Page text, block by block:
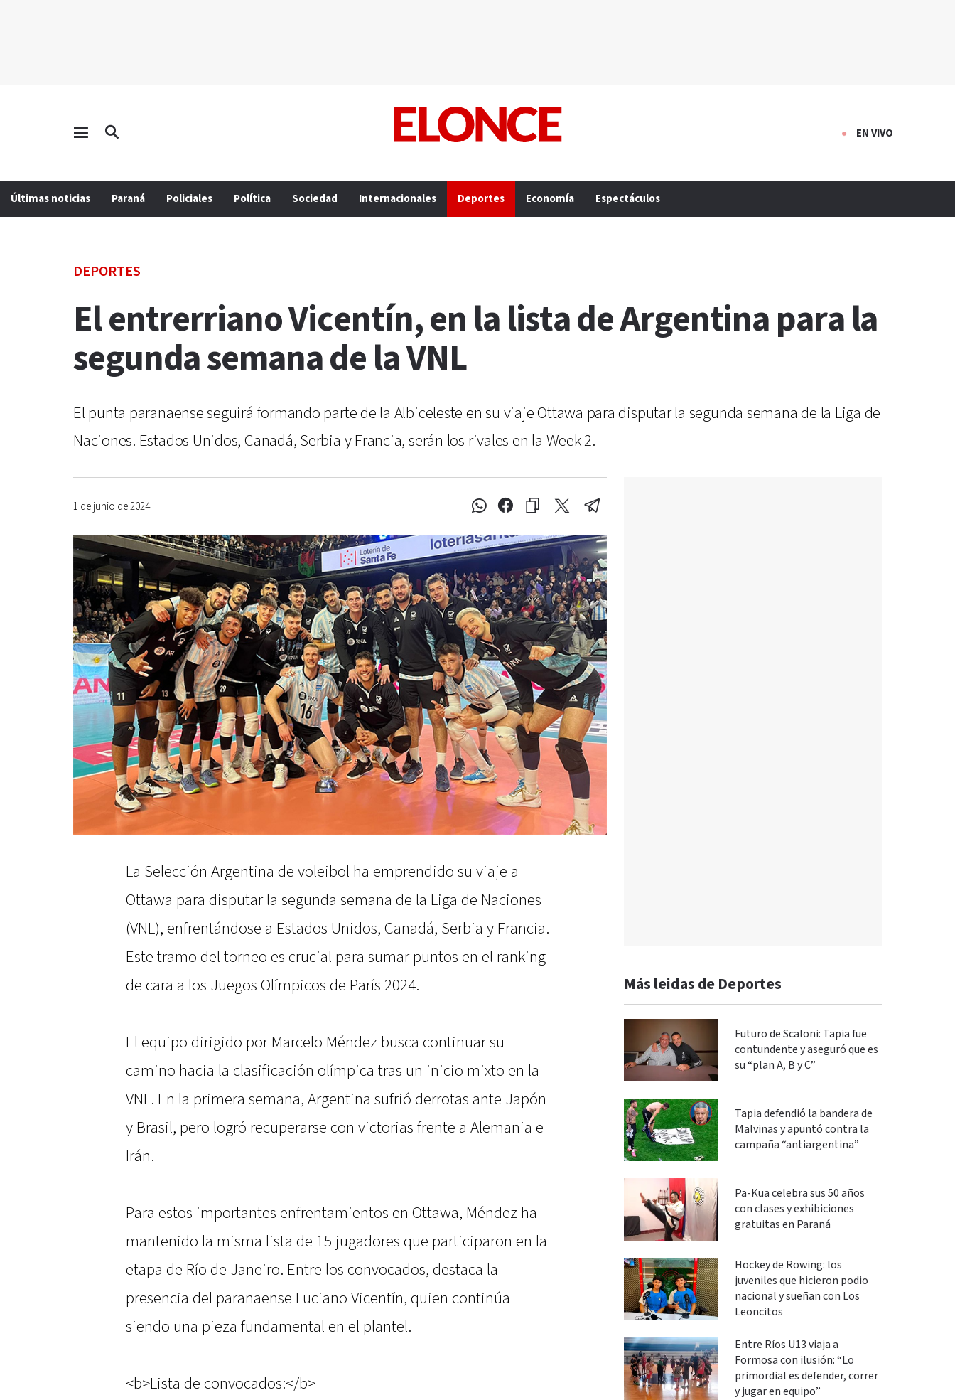
EN VIVO
Últimas noticias Paraná Policiales Política Sociedad Internacionales Deportes Economía Espectáculos
DEPORTES
El entrerriano Vicentín, en la lista de Argentina para la
segunda semana de la VNL
El punta paranaense seguirá formando parte de la Albiceleste en su viaje Ottawa para disputar la segunda semana de la Liga de
Naciones. Estados Unidos, Canadá, Serbia y Francia, serán los rivales en la Week 2.
1 de junio de 2024
La Selección Argentina de voleibol ha emprendido su viaje a
Ottawa para disputar la segunda semana de la Liga de Naciones
(VNL), enfrentándose a Estados Unidos, Canadá, Serbia y Francia.
Este tramo del torneo es crucial para sumar puntos en el ranking
de cara a los Juegos Olímpicos de París 2024.
El equipo dirigido por Marcelo Méndez busca continuar su
camino hacia la clasificación olímpica tras un inicio mixto en la
VNL. En la primera semana, Argentina sufrió derrotas ante Japón
y Brasil, pero logró recuperarse con victorias frente a Alemania e
Irán.
Para estos importantes enfrentamientos en Ottawa, Méndez ha
mantenido la misma lista de 15 jugadores que participaron en la
etapa de Río de Janeiro. Entre los convocados, destaca la
presencia del paranaense Luciano Vicentín, quien continúa
siendo una pieza fundamental en el plantel.
<b>Lista de convocados:</b>
Más leidas de Deportes
Futuro de Scaloni: Tapia fue
contundente y aseguró que es
su “plan A, B y C”
Tapia defendió la bandera de
Malvinas y apuntó contra la
campaña “antiargentina”
Pa-Kua celebra sus 50 años
con clases y exhibiciones
gratuitas en Paraná
Hockey de Rowing: los
juveniles que hicieron podio
nacional y sueñan con Los
Leoncitos
Entre Ríos U13 viaja a
Formosa con ilusión: “Lo
primordial es defender, correr
y jugar en equipo”